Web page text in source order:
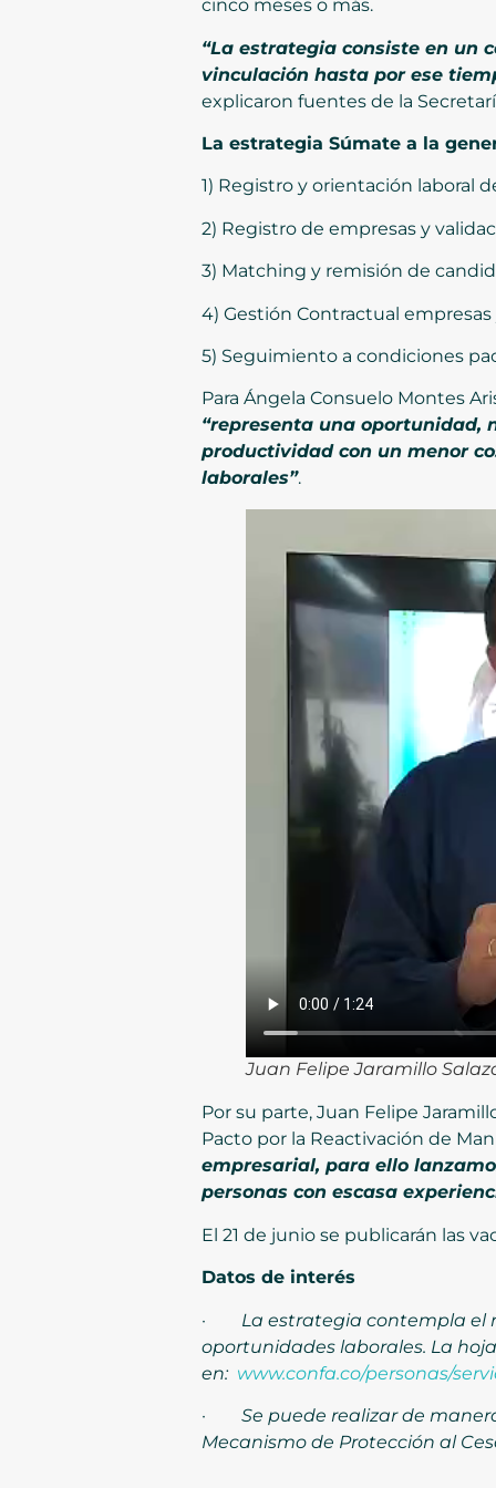
cinco meses o más.
“La estrategia consiste en un
vinculación hasta por ese
explicaron fuentes de la
La estrategia Súmate a la
1) Registro y orientación laboral
2) Registro de empresas y
3) Matching y remisión de
4) Gestión Contractual
5) Seguimiento a condiciones
Para Ángela Consuelo Montes
“representa una oportunidad,
productividad con un menor
laborales”.
Juan Felipe Jaramillo
Por su parte, Juan Felipe
Pacto por la Reactivación de
empresarial, para ello
personas con escasa
El 21 de junio se publicarán las
Datos de interés
· La estrategia contempla el
oportunidades laborales. La
en: www.confa.co/personas/
· Se puede realizar de
Mecanismo de Protección al